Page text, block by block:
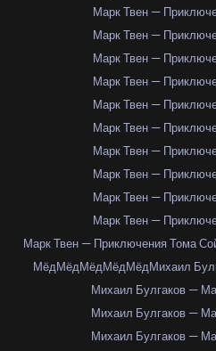
Марк Твен —
Марк Твен —
Марк Твен —
Марк Твен —
Марк Твен —
Марк Твен —
Марк Твен —
Марк Твен —
Марк Твен —
Марк Твен —
Марк Твен — Приключения Тома
МёдМёдМёдМёдМёдМихаил
Михаил Булгаков —
Михаил Булгаков —
Михаил Булгаков —